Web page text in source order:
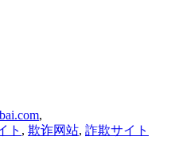
,
ト , 欺诈网站, 詐欺サイト